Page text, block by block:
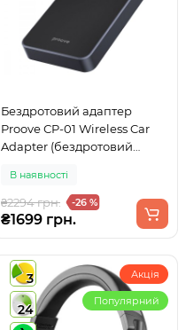
Бездротовий адаптер
Proove СP-01 Wireless Car
Adapter (бездротовий
Black
В наявності
₴2294 грн. -26 %
₴1699 грн.
3
24
Акція
Популярний